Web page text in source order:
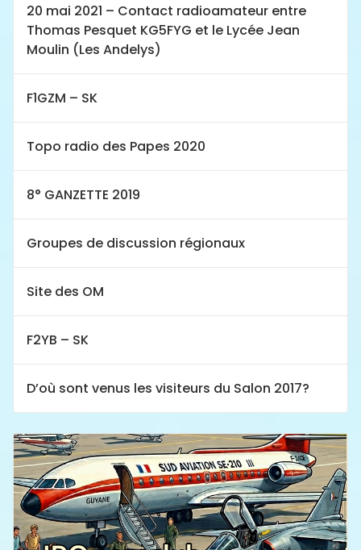
20 mai 2021 – Contact radioamateur entre
Thomas Pesquet KG5FYG et le Lycée Jean
Moulin (Les Andelys)
F1GZM – SK
Topo radio des Papes 2020
8° GANZETTE 2019
Groupes de discussion régionaux
Site des OM
F2YB – SK
D’où sont venus les visiteurs du Salon 2017?